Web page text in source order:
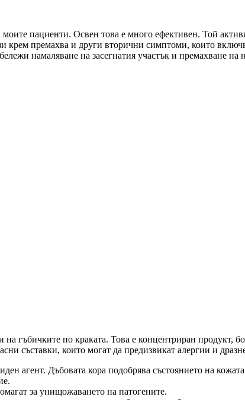
пациенти. Освен това е много ефективен. Той
крем премахва и други вторични симптоми, които
намаляване на засегнатия участък и премахване на
гъбичките по краката. Това е концентриран продукт,
съставки, които могат да предизвикат алергии и
агент. Дъбовата кора подобрява състоянието на
за унищожаването на патогените.